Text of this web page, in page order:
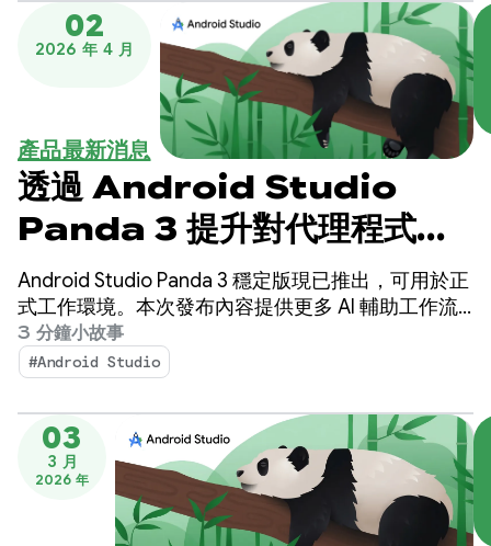
02
2026 年 4 月
產品最新消息
透過 Android Studio
Panda 3 提升對代理程式模
式的指引和控制
Android Studio Panda 3 穩定版現已推出，可用於正
式工作環境。本次發布內容提供更多 AI 輔助工作流
程的控制和自訂選項，讓您更輕鬆地建構優質
Android 應用程式。
3 分鐘小故事
#Android Studio
03
3 月
2026 年